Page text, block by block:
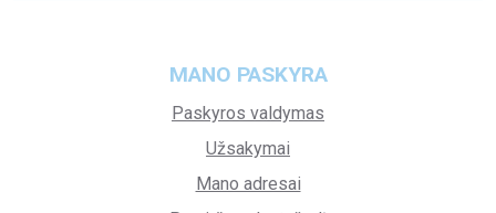
MANO PASKYRA
Paskyros valdymas
Užsakymai
Mano adresai